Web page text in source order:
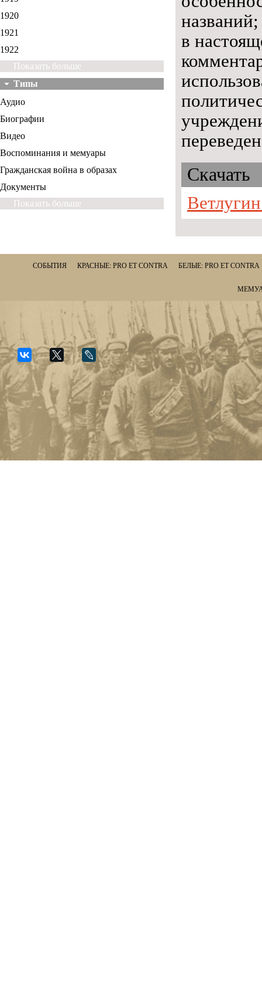
1920
1921
1922
Показать больше
Типы
Аудио
Биографии
Видео
Воспоминания и мемуары
Гражданская война в образах
Документы
Показать больше
в
Скачать
СОБЫТИЯ КРАСНЫЕ: PRO ET CONTRA БЕЛЫЕ: PRO ET CONTRA